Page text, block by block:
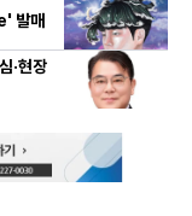
발매
·현장